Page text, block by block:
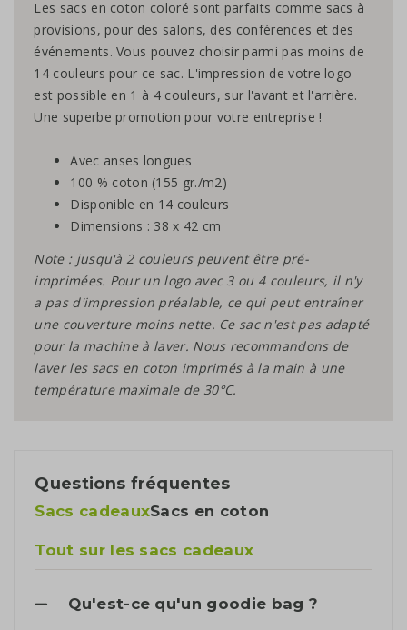
Les sacs en coton coloré sont parfaits comme sacs à
provisions, pour des salons, des conférences et des
événements. Vous pouvez choisir parmi pas moins de
14 couleurs pour ce sac. L'impression de votre logo
est possible en 1 à 4 couleurs, sur l'avant et l'arrière.
Une superbe promotion pour votre entreprise !
Avec anses longues
100 % coton (155 gr./m2)
Disponible en 14 couleurs
Dimensions : 38 x 42 cm
Note : jusqu'à 2 couleurs peuvent être pré-
imprimées. Pour un logo avec 3 ou 4 couleurs, il n'y
a pas d'impression préalable, ce qui peut entraîner
une couverture moins nette. Ce sac n'est pas adapté
pour la machine à laver. Nous recommandons de
laver les sacs en coton imprimés à la main à une
température maximale de 30°C.
Questions fréquentes
Sacs cadeauxSacs en coton
Tout sur les sacs cadeaux
Qu'est-ce qu'un goodie bag ?